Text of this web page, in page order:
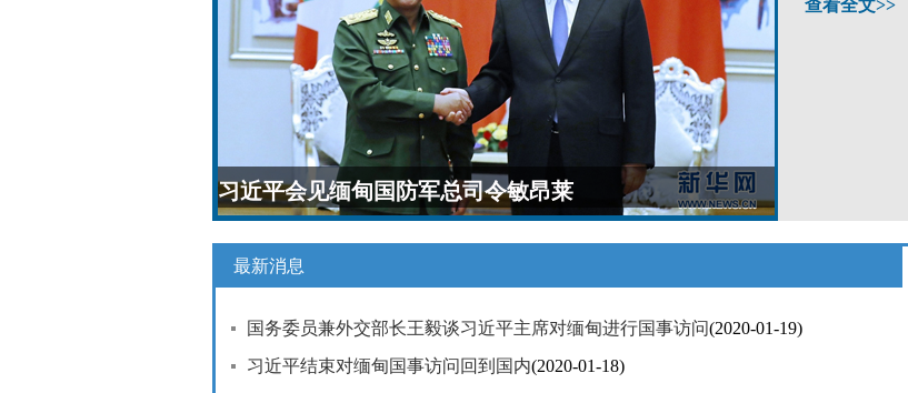
习近平会见缅甸国防军总司令敏昂莱
查看全文>>
最新消息
国务委员兼外交部长王毅谈习近平主席对缅甸进行国事访问(2020-01-19)
习近平结束对缅甸国事访问回到国内(2020-01-18)